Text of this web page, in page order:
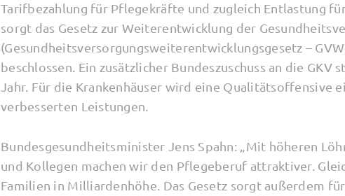
Tarifbezahlung für Pflegekräfte und zugleich Entlastung
sorgt das Gesetz zur Weiterentwicklung der
(Gesundheitsversorgungsweiterentwicklungsgesetz –
beschlossen. Ein zusätzlicher Bundeszuschuss an die
Jahr. Für die Krankenhäuser wird eine
verbesserten Leistungen.
Bundesgesundheitsminister Jens Spahn: „Mit höheren
und Kollegen machen wir den Pflegeberuf attraktiver.
Familien in Milliardenhöhe. Das Gesetz sorgt außerdem